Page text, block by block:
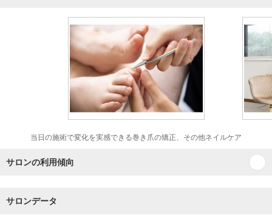
当日の施術で変化を実感できる巻き爪の矯正、その他ネイルケア
サロンの利用傾向
サロンデータ